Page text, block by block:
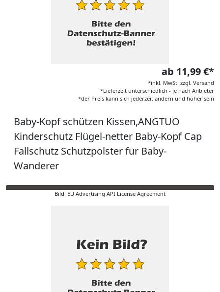
ab 11,99 €*
*inkl. MwSt. zzgl. Versand
*Lieferzeit unterschiedlich - je nach Anbieter
*der Preis kann sich jederzeit ändern und höher sein
Baby-Kopf schützen Kissen,ANGTUO
Kinderschutz Flügel-netter Baby-Kopf Cap
Fallschutz Schutzpolster für Baby-
Wanderer
Bild: EU Advertising API License Agreement